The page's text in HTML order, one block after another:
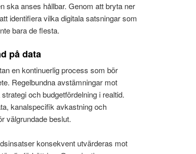
ska anses hållbar. Genom att bryta ner
identifiera vilka digitala satsningar som
bara de flesta.
på data
en kontinuerlig process som bör
Regelbundna avstämningar mot
och budgetfördelning i realtid.
kanalspecifik avkastning och
välgrundade beslut.
konsekvent utvärderas mot